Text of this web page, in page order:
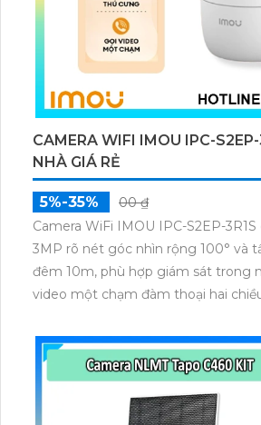
CAMERA WIFI IMOU IPC-
NHÀ GIÁ RẺ
5%-35%
00 ₫
Camera WiFi IMOU IPC-S2EP-
3MP rõ nét góc nhìn rộng 100° và
đêm 10m, phù hợp giám sát trong
video một chạm đàm thoại hai
microSD tối đa 256GB hoặc lưu
cho gia đình và văn phòng nhỏ.